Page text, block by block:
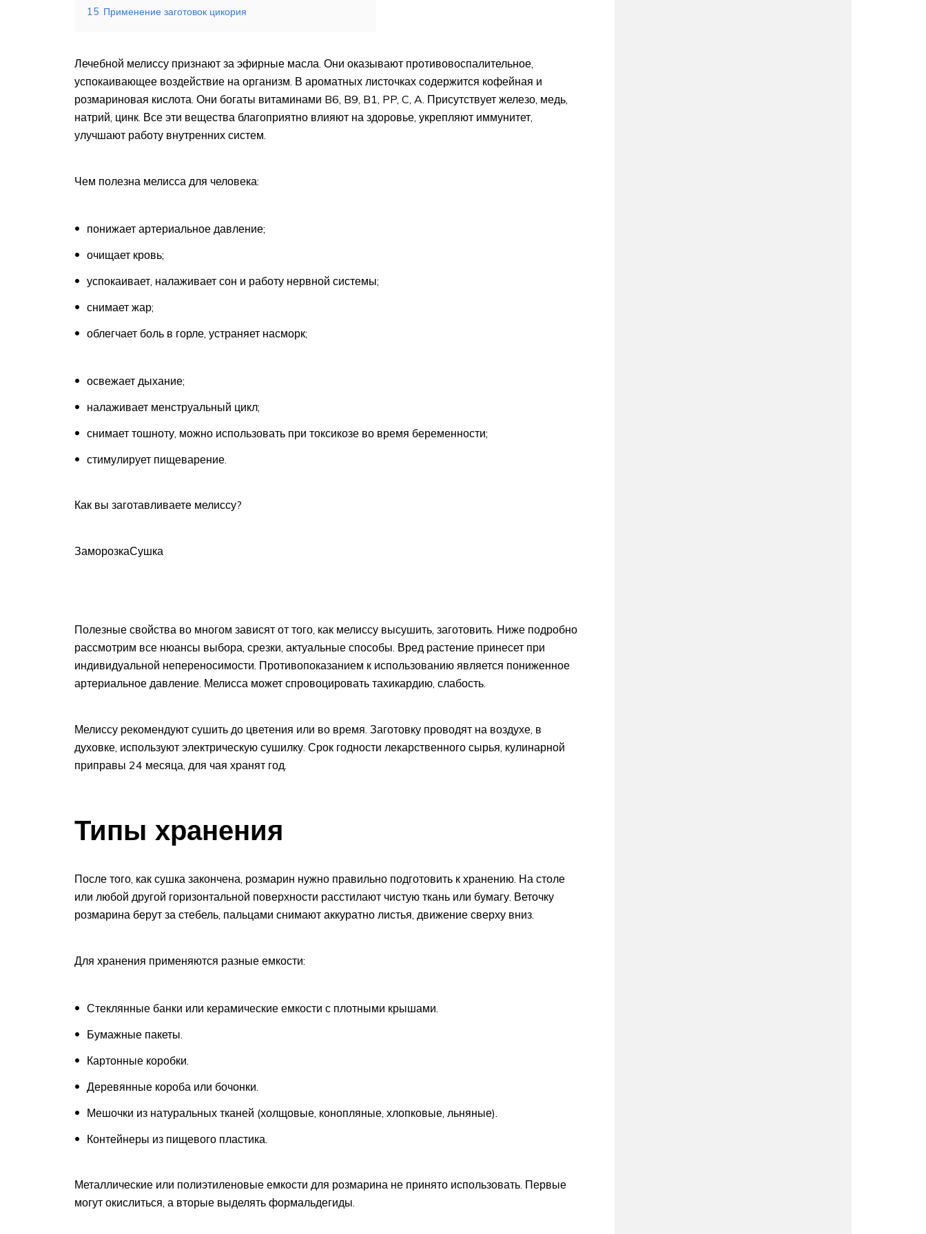
15 Применение заготовок цикория
Лечебной мелиссу признают за эфирные масла. Они оказывают противовоспалительное,
успокаивающее воздействие на организм. В ароматных листочках содержится кофейная и
розмариновая кислота. Они богаты витаминами B6, B9, B1, PP, C, A. Присутствует железо, медь,
натрий, цинк. Все эти вещества благоприятно влияют на здоровье, укрепляют иммунитет,
улучшают работу внутренних систем.
Чем полезна мелисса для человека:
понижает артериальное давление;
очищает кровь;
успокаивает, налаживает сон и работу нервной системы;
снимает жар;
облегчает боль в горле, устраняет насморк;
освежает дыхание;
налаживает менструальный цикл;
снимает тошноту, можно использовать при токсикозе во время беременности;
стимулирует пищеварение.
Как вы заготавливаете мелиссу?
ЗаморозкаСушка
Полезные свойства во многом зависят от того, как мелиссу высушить, заготовить. Ниже подробно
рассмотрим все нюансы выбора, срезки, актуальные способы. Вред растение принесет при
индивидуальной непереносимости. Противопоказанием к использованию является пониженное
артериальное давление. Мелисса может спровоцировать тахикардию, слабость.
Мелиссу рекомендуют сушить до цветения или во время. Заготовку проводят на воздухе, в
духовке, используют электрическую сушилку. Срок годности лекарственного сырья, кулинарной
приправы 24 месяца, для чая хранят год.
Типы хранения
После того, как сушка закончена, розмарин нужно правильно подготовить к хранению. На столе
или любой другой горизонтальной поверхности расстилают чистую ткань или бумагу. Веточку
розмарина берут за стебель, пальцами снимают аккуратно листья, движение сверху вниз.
Для хранения применяются разные емкости:
Стеклянные банки или керамические емкости с плотными крышами.
Бумажные пакеты.
Картонные коробки.
Деревянные короба или бочонки.
Мешочки из натуральных тканей (холщовые, конопляные, хлопковые, льняные).
Контейнеры из пищевого пластика.
Металлические или полиэтиленовые емкости для розмарина не принято использовать. Первые
могут окислиться, а вторые выделять формальдегиды.